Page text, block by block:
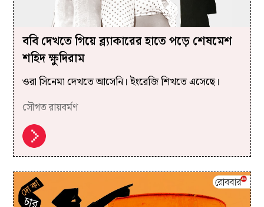
ববি দেখতে গিয়ে ব্ল্যাকারের হাতে পড়ে শেষমেশ
শহিদ ক্ষুদিরাম
ওরা সিনেমা দেখতে আসেনি। ইংরেজি শিখতে এসেছে।
সৌগত রায়বর্মণ